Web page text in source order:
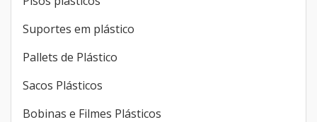
Suportes em plástico
Pallets de Plástico
Sacos Plásticos
Bobinas e Filmes Plásticos